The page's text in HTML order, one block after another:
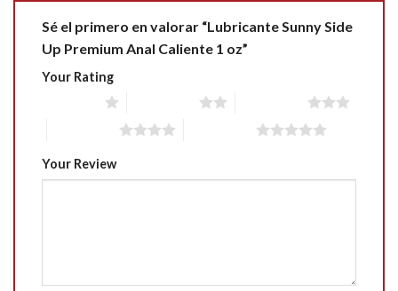
Sé el primero en valorar “Lubricante Sunny Side
Up Premium Anal Caliente 1 oz”
Your Rating
Your Review